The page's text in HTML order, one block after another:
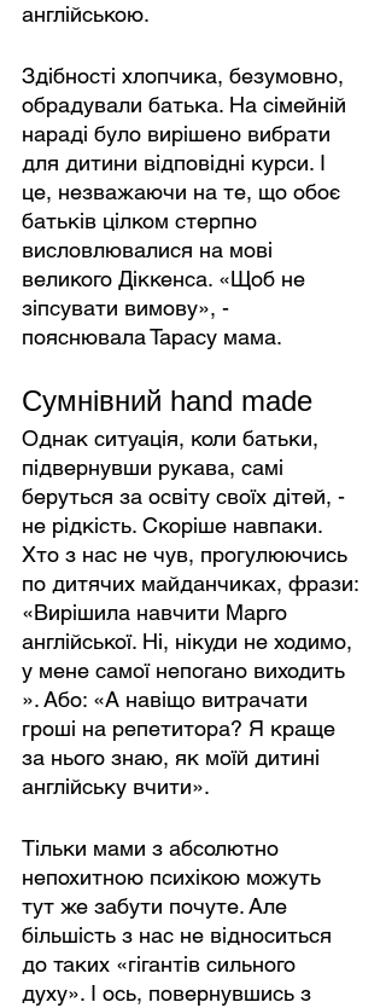
англійською.
Здібності хлопчика, безумовно,
обрадували батька. На сімейній
нараді було вирішено вибрати
для дитини відповідні курси. І
це, незважаючи на те, що обоє
батьків цілком стерпно
висловлювалися на мові
великого Діккенса. «Щоб не
зіпсувати вимову», -
пояснювала Тарасу мама.
Сумнівний hand made
Однак ситуація, коли батьки,
підвернувши рукава, самі
беруться за освіту своїх дітей, -
не рідкість. Скоріше навпаки.
Хто з нас не чув, прогулюючись
по дитячих майданчиках, фрази:
«Вирішила навчити Марго
англійської. Ні, нікуди не ходимо,
у мене самої непогано виходить
». Або: «А навіщо витрачати
гроші на репетитора? Я краще
за нього знаю, як моїй дитині
англійську вчити».
Тільки мами з абсолютно
непохитною психікою можуть
тут же забути почуте. Але
більшість з нас не відноситься
до таких «гігантів сильного
духу». І ось, повернувшись з